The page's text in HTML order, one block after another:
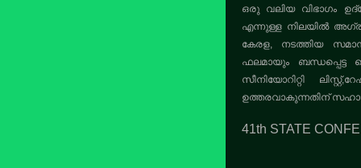
ഒരു വലിയ വിഭാഗം
എന്നുള്ള നിലയിൽ
കേരള, നടത്തിയ
ഫലമായും
സീനിയോറിറ്റി
ഉത്തരവാകുന്നതിന്
41th STATE